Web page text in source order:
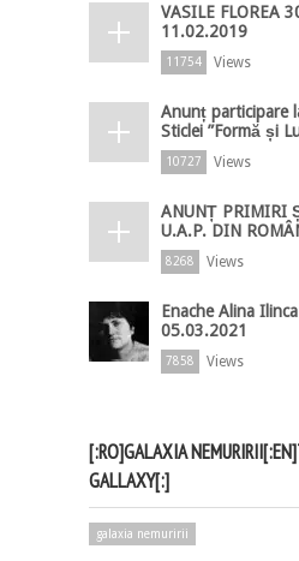
VASILE FLOREA
11.02.2019
11754 Views
Anunț participare
Sticlei ”Formă și
10727 Views
ANUNȚ PRIMIRI
U.A.P. DIN
8268 Views
Enache Alina
05.03.2021
7858 Views
[:RO]GALAXIA
GALLAXY[:]
galaxia nemuririi